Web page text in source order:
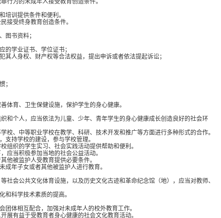
行为的未成年人接受教育创造条件。
培训提供条件和便利。
接受终身教育创造条件。
图书资料；
的学业证书、学位证书；
人身权、财产权等合法权益，提出申诉或者依法提起诉讼；
；
体育、卫生保健设施，保护学生的身心健康。
和个人，应当依法为儿童、少年、青年学生的身心健康成长创造良好的社会环
、中等职业学校在教学、科研、技术开发和推广等方面进行多种形式的合作。
支持学校的建设，参与学校管理。
组织的学生实习、社会实践活动提供帮助和便利。
应当积极参加当地的社会公益活动。
他被监护人受教育提供必要条件。
年子女或者其他被监护人进行教育。
会公共文化体育设施，以及历史文化古迹和革命纪念馆（地），应当对教师、
和科学技术素质的提高。
体相互配合，加强对未成年人的校外教育工作。
展有益于受教育者身心健康的社会文化教育活动。